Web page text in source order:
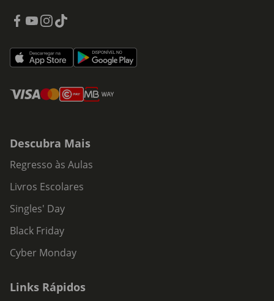
Descubra Mais
Regresso às Aulas
Livros Escolares
Singles' Day
Black Friday
Cyber Monday
Links Rápidos